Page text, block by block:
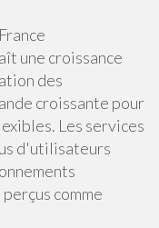
une croissance
des
croissante pour
Les services
d'utilisateurs
comme